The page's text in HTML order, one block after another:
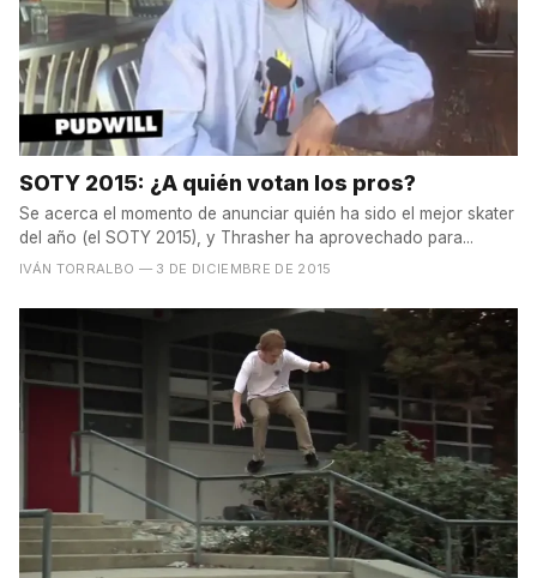
SOTY 2015: ¿A quién votan los pros?
Se acerca el momento de anunciar quién ha sido el mejor skater
del año (el SOTY 2015), y Thrasher ha aprovechado para...
IVÁN TORRALBO — 3 DE DICIEMBRE DE 2015